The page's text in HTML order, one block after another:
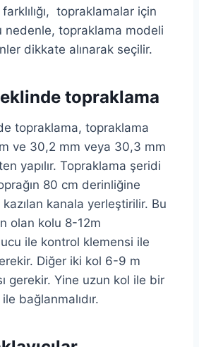
topraklamalar için
nedenle, topraklama modeli
dikkate alınarak seçilir.
topraklama
topraklama, topraklama
ve 30,2 mm veya 30,3 mm
yapılır. Topraklama şeridi
80 cm derinliğine
kanala yerleştirilir. Bu
olan kolu 8-12m
ucu ile kontrol klemensi ile
Diğer iki kol 6-9 m
gerekir. Yine uzun kol ile bir
ile bağlanmalıdır.